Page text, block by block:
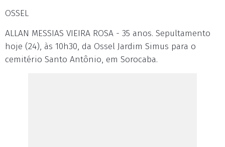
OSSEL
ALLAN MESSIAS VIEIRA ROSA - 35 anos. Sepultamento
hoje (24), às 10h30, da Ossel Jardim Simus para o
cemitério Santo Antônio, em Sorocaba.